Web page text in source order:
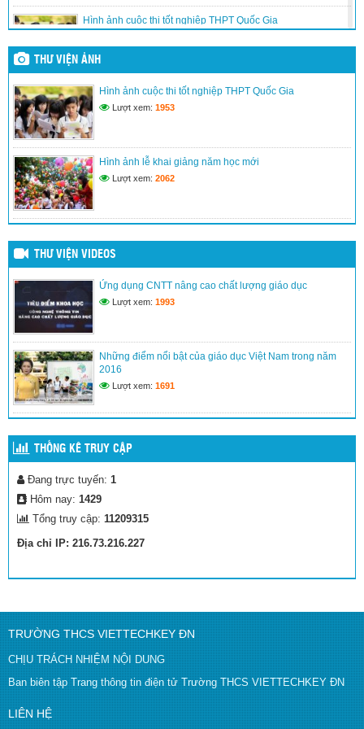
Hình ảnh cuộc thi tốt nghiệp THPT Quốc Gia
(24/03/2017)
Kế hoạch đổi mới giáo dục nâng cao chất lượng dạy và học
(24/03/2017)
THƯ VIỆN ẢNH
Hình ảnh cuộc thi tốt nghiệp THPT Quốc Gia
Lượt xem: 1953
Hình ảnh lễ khai giảng năm học mới
Lượt xem: 2062
THƯ VIỆN VIDEOS
Ứng dụng CNTT nâng cao chất lượng giáo dục
Lượt xem: 1993
Những điểm nổi bật của giáo dục Việt Nam trong năm
2016
Lượt xem: 1691
THỐNG KÊ TRUY CẬP
Đang trực tuyến: 1
Hôm nay: 1429
Tổng truy cập: 11209315
Địa chỉ IP: 216.73.216.227
TRƯỜNG THCS VIETTECHKEY ĐN
CHỊU TRÁCH NHIỆM NỘI DUNG
Ban biên tập Trang thông tin điện tử Trường THCS VIETTECHKEY ĐN
LIÊN HỆ